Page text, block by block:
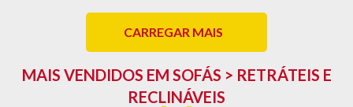
CARREGAR MAIS
MAIS VENDIDOS EM SOFÁS > RETRÁTEIS E
RECLINÁVEIS